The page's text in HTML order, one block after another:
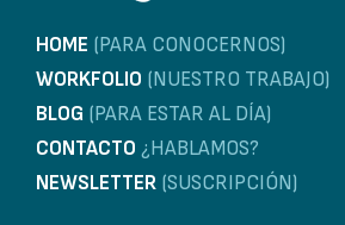
HOME (PARA CONOCERNOS)
WORKFOLIO (NUESTRO TRABAJO)
BLOG (PARA ESTAR AL DÍA)
CONTACTO ¿HABLAMOS?
NEWSLETTER (SUSCRIPCIÓN)